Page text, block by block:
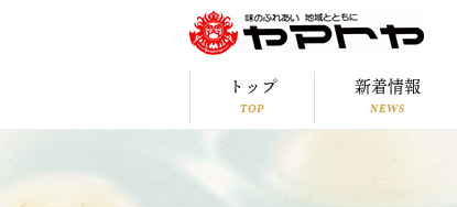
トップ
TOP
新着情報
NEWS